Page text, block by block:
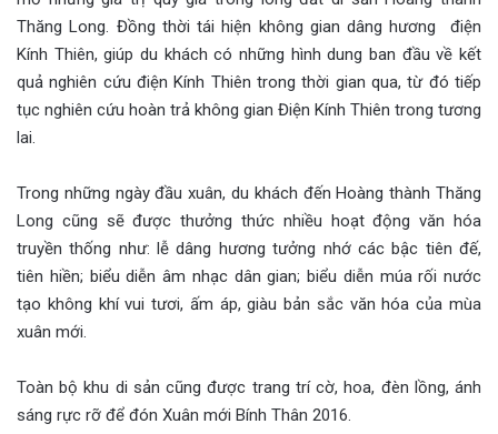
Thăng Long. Đồng thời tái hiện không gian dâng hương điện
Kính Thiên, giúp du khách có những hình dung ban đầu về kết
quả nghiên cứu điện Kính Thiên trong thời gian qua, từ đó tiếp
tục nghiên cứu hoàn trả không gian Điện Kính Thiên trong tương
lai.
Trong những ngày đầu xuân, du khách đến Hoàng thành Thăng
Long cũng sẽ được thưởng thức nhiều hoạt động văn hóa
truyền thống như: lễ dâng hương tưởng nhớ các bậc tiên đế,
tiên hiền; biểu diễn âm nhạc dân gian; biểu diễn múa rối nước
tạo không khí vui tươi, ấm áp, giàu bản sắc văn hóa của mùa
xuân mới.
Toàn bộ khu di sản cũng được trang trí cờ, hoa, đèn lồng, ánh
sáng rực rỡ để đón Xuân mới Bính Thân 2016.